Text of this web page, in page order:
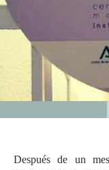
Después de un